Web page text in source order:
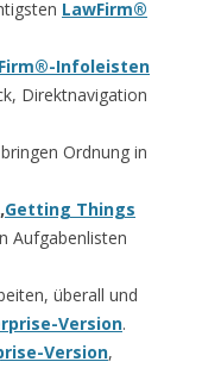
LawFirm®
Infoleisten
Direktnavigation
bringen Ordnung in
Getting Things
Aufgabenlisten
überall und
Version.
Version,